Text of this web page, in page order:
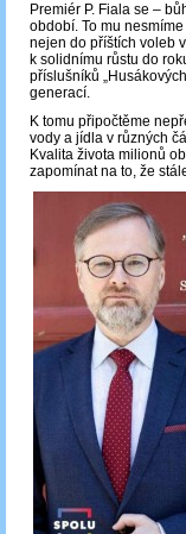
Premiér P. Fiala se –
období. To mu
nejen do příštích voleb
k solidnímu růstu do
příslušníků
generací.
K tomu připočtěme
vody a jídla v různých
Kvalita života milionů
zapomínat na to, že